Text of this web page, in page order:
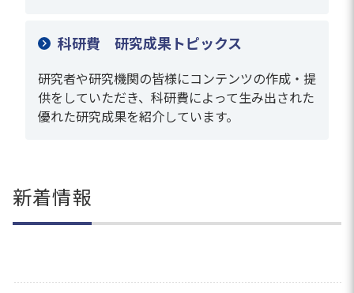
科研費 研究成果トピックス
研究者や研究機関の皆様にコンテンツの作成・提
供をしていただき、科研費によって生み出された
優れた研究成果を紹介しています。
新着情報